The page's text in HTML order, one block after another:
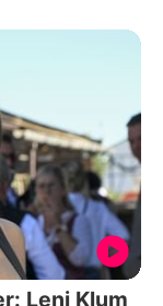
Leni Klum